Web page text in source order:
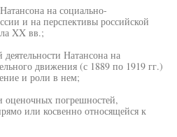
на социально-
и на перспективы российской
XX вв.;
Натансона на
движения (с 1889 по 1919 гг.)
и роли в нем;
оценочных погрешностей,
или косвенно относящейся к